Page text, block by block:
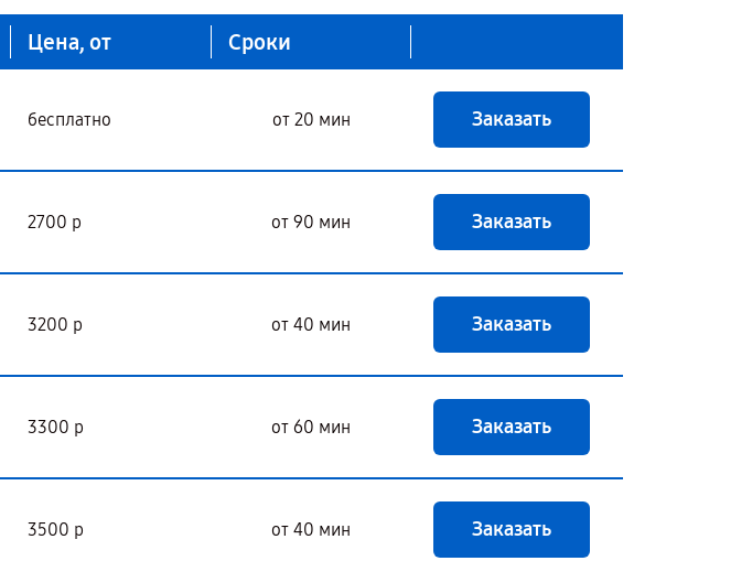
Цена, от Сроки
бесплатно от 20 мин Заказать
2700 р от 90 мин Заказать
3200 р от 40 мин Заказать
3300 р от 60 мин Заказать
3500 р от 40 мин Заказать